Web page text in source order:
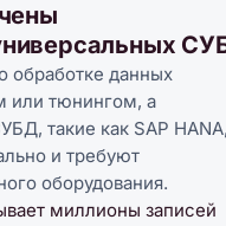
обработке данных
или тюнингом, а
такие как SAP HANA,
и требуют
оборудования.
миллионы записей